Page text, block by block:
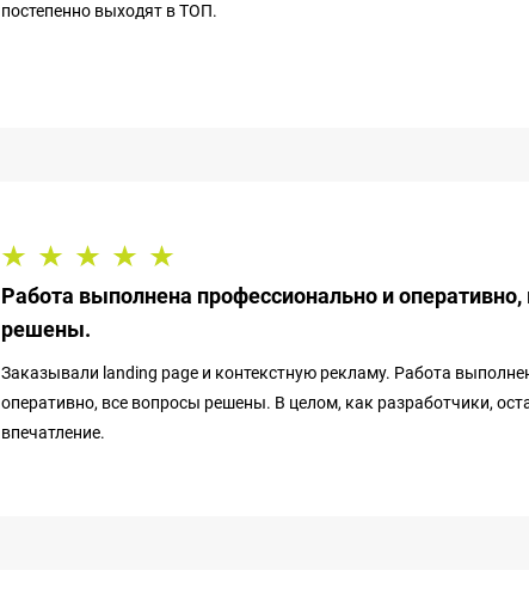
постепенно выходят в ТОП.
Работа выполнена профессионально и оперативно,
решены.
Заказывали landing page и контекстную рекламу. Работа
оперативно, все вопросы решены. В целом, как разработчики,
впечатление.